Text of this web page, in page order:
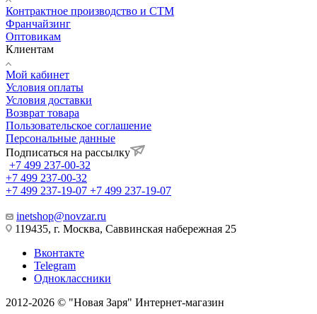
Контрактное производство и СТМ
Франчайзинг
Оптовикам
Клиентам
Мой кабинет
Условия оплаты
Условия доставки
Возврат товара
Пользовательское соглашение
Персональные данные
Подписаться на рассылку
+7 499 237-00-32
+7 499 237-00-32
+7 499 237-19-07 +7 499 237-19-07
inetshop@novzar.ru
119435, г. Москва, Саввинская набережная 25
Вконтакте
Telegram
Одноклассники
2012-2026 © "Новая Заря" Интернет-магазин